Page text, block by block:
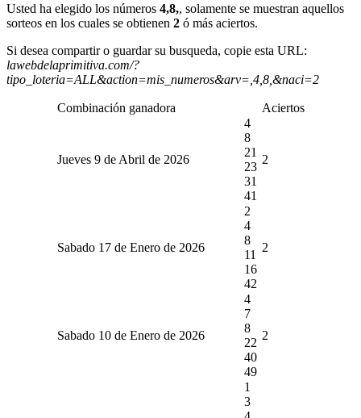
Usted ha elegido los números 4,8,, solamente se muestran aquellos
sorteos en los cuales se obtienen 2 ó más aciertos.
Si desea compartir o guardar su busqueda, copie esta URL:
lawebdelaprimitiva.com/?
tipo_loteria=ALL&action=mis_numeros&arv=,4,8,&naci=2
Combinación ganadora Aciertos
Jueves 9 de Abril de 2026
4
8
21
23
31
41
2
Sabado 17 de Enero de 2026
2
4
8
11
16
42
2
Sabado 10 de Enero de 2026
4
7
8
22
40
49
2
1
3